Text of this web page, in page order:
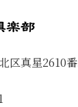
区真星2610